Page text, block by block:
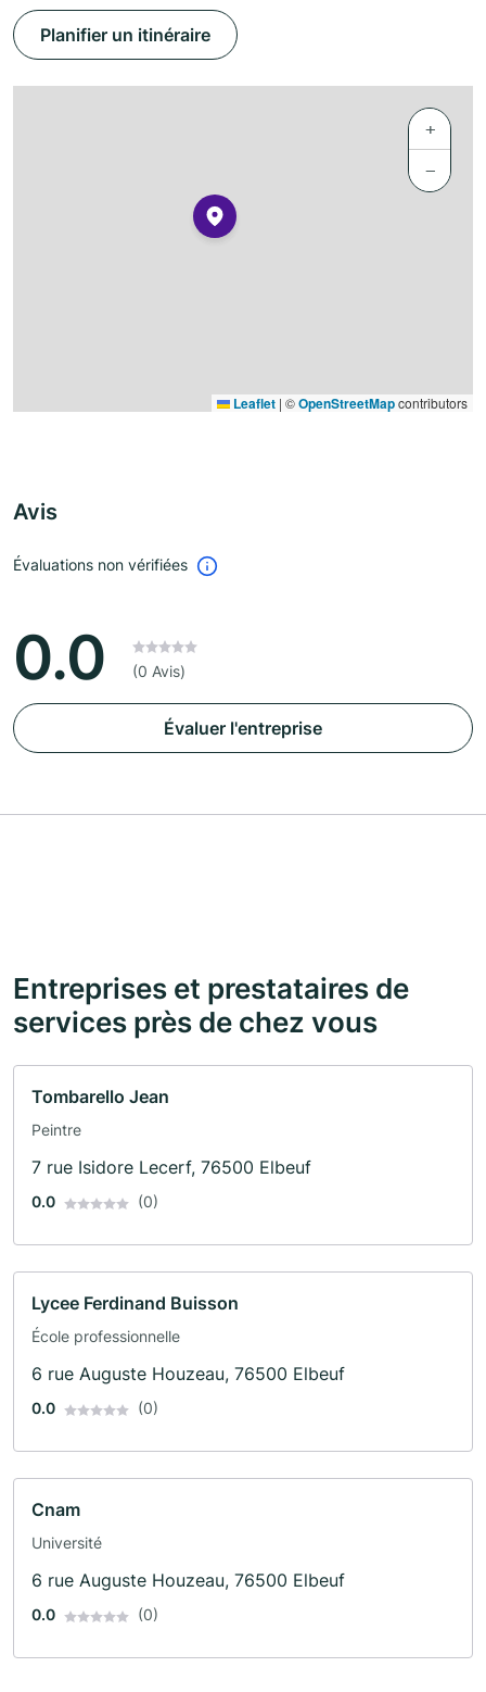
Planifier un itinéraire
+
−
Leaflet | ©OpenStreetMapcontributors
Avis
Évaluations non vérifiées
0.0 (0 Avis)
Évaluer l'entreprise
Entreprises et prestataires de
services près de chez vous
Tombarello Jean
Peintre
7 rue Isidore Lecerf, 76500 Elbeuf
0.0 (0)
Lycee Ferdinand Buisson
École professionnelle
6 rue Auguste Houzeau, 76500 Elbeuf
0.0 (0)
Cnam
Université
6 rue Auguste Houzeau, 76500 Elbeuf
0.0 (0)